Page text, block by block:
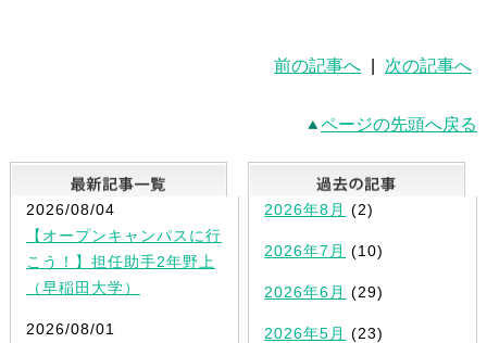
前の記事へ 次の記事へ
ページの先頭へ戻る
最新記事一覧
2026/08/04
【オープンキャンパスに行
こう！】担任助手2年野上
（早稲田大学）
2026/08/01
2026年8月 (2)
2026年7月 (10)
2026年6月 (29)
2026年5月 (23)